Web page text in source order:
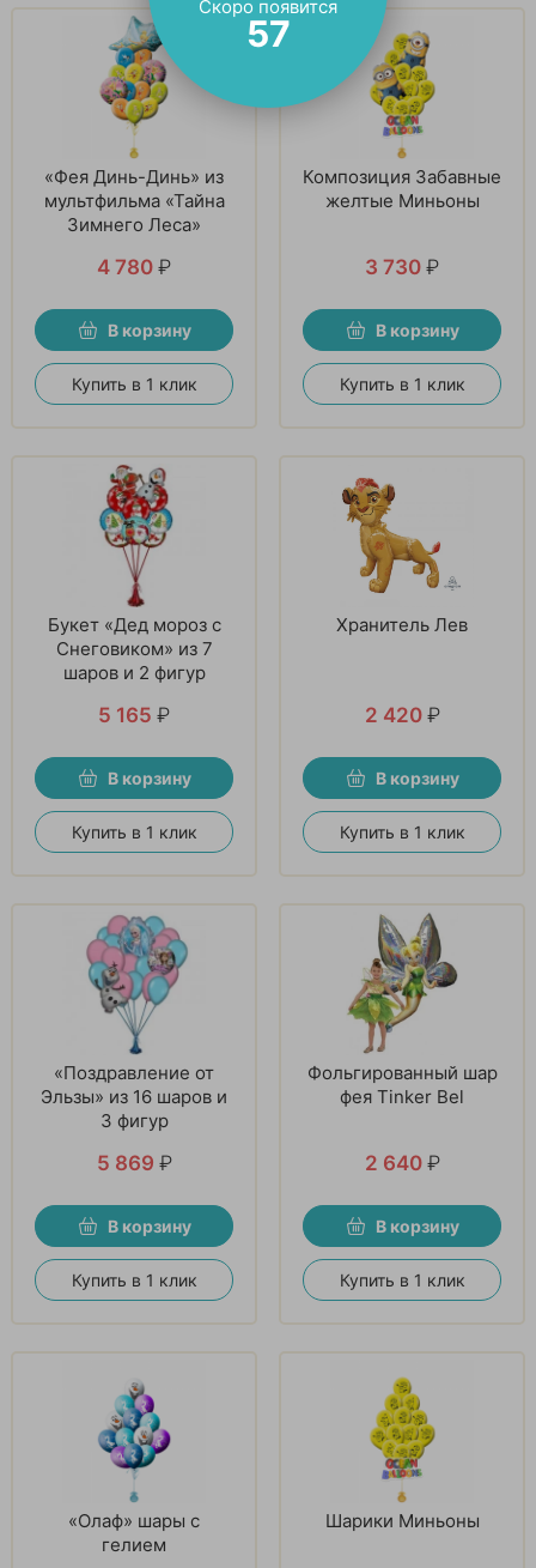
«Фея Динь-Динь» из
мультфильма «Тайна
Зимнего Леса»
4 780 ₽
В корзину
Купить в 1 клик
Композиция Забавные
желтые Миньоны
3 730 ₽
В корзину
Купить в 1 клик
Букет «Дед мороз с
Снеговиком» из 7
шаров и 2 фигур
5 165 ₽
В корзину
Купить в 1 клик
Хранитель Лев
2 420 ₽
В корзину
Купить в 1 клик
«Поздравление от
Эльзы» из 16 шаров и
3 фигур
5 869 ₽
В корзину
Купить в 1 клик
Фольгированный шар
фея Tinker Bel
2 640 ₽
В корзину
Купить в 1 клик
«Олаф» шары с
гелием
Шарики Миньоны
Скоро появится
56